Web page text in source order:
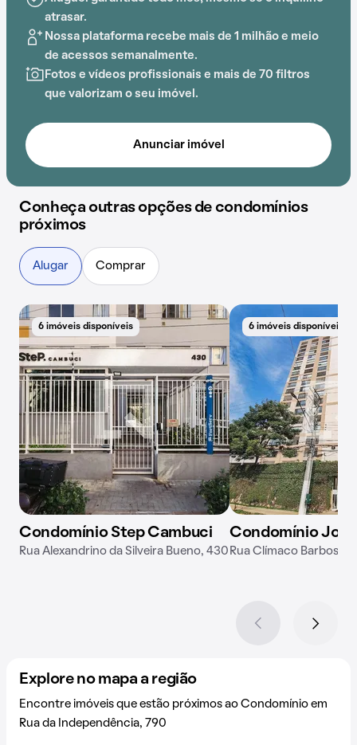
possível aproveitar gás encanado e espaço gourmet
na área comum, o cenário perfeito para quem deseja
morar bem.
atrasar.
Nossa plataforma recebe mais de 1 milhão e meio
de acessos semanalmente.
Fotos e vídeos profissionais e mais de 70 filtros
que valorizam o seu imóvel.
Anunciar imóvel
Conheça outras opções de condomínios
próximos
Alugar Comprar
6 imóveis disponíveis
Condomínio Step Cambuci
Rua Alexandrino da Silveira Bueno, 430
6 imóveis disponíveis
Condomínio Joy
Rua Clímaco Barbosa,
Explore no mapa a região
Encontre imóveis que estão próximos ao Condomínio em
Rua da Independência, 790